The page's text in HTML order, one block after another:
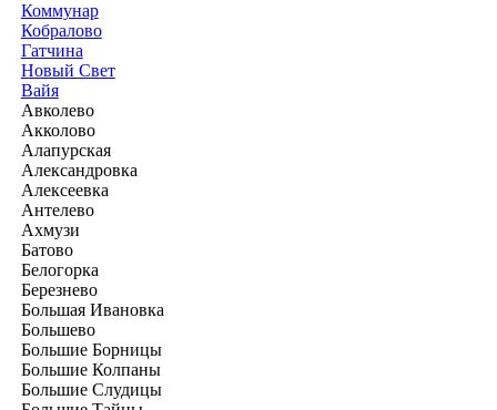
Коммунар
Кобралово
Гатчина
Новый Свет
Вайя
Авколево
Акколово
Алапурская
Александровка
Алексеевка
Антелево
Ахмузи
Батово
Белогорка
Березнево
Большая Ивановка
Большево
Большие Борницы
Большие Колпаны
Большие Слудицы